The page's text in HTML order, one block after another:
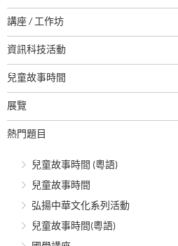
講座 / 工作坊
資訊科技活動
兒童故事時間
展覽
熱門題目
兒童故事時間 (粵語)
兒童故事時間
弘揚中華文化系列活動
兒童故事時間(粵語)